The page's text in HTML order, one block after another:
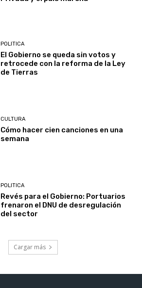
POLITICA
El Gobierno se queda sin votos y
retrocede con la reforma de la Ley
de Tierras
CULTURA
Cómo hacer cien canciones en una
semana
POLITICA
Revés para el Gobierno: Portuarios
frenaron el DNU de desregulación
del sector
Cargar más